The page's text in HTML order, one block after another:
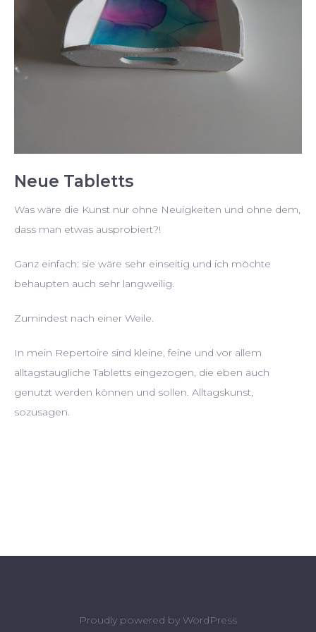
Neue Tabletts
Was wäre die Kunst nur ohne Neuigkeiten und ohne dem,
dass man etwas ausprobiert?!
Ganz einfach: sie wäre sehr einseitig und ich möchte
behaupten auch sehr langweilig.
Zumindest nach einer Weile.
In mein Repertoire sind kleine, feine und vor allem
alltagstaugliche Tabletts eingezogen, die eben auch
genutzt werden können und sollen. Alltagskunst,
sozusagen.
Proudly powered by WordPress